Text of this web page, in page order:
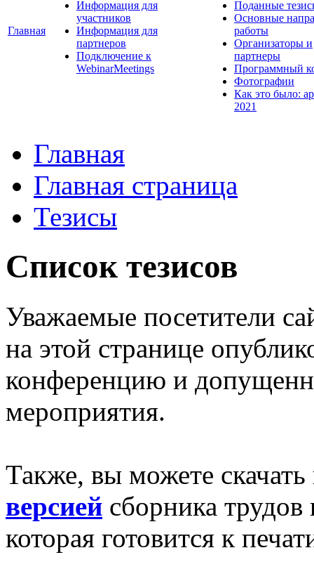
Главная
Информация для
участников
Информация для
партнеров
Подключение к
WebinarMeetings
Поданные
Основные
работы
Организаторы и
партнеры
Программный
Фотографии
Как это было:
2021
Главная
Главная страница
Тезисы
Список тезисов
Уважаемые посетители
на этой странице
конференцию и
мероприятия.
Также, вы можете скачать
версией сборника
которая готовится к